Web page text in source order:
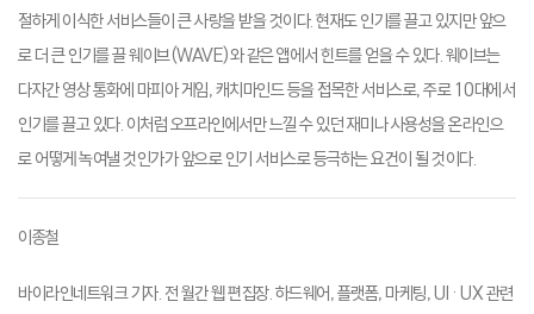
절하게 이식한 서비스들이 큰 사랑을 받을 것이다. 현재도 인기를 끌고 있지만 앞으
로 더 큰 인기를 끌 웨이브(WAVE)와 같은 앱에서 힌트를 얻을 수 있다. 웨이브는
다자간 영상 통화에 마피아 게임, 캐치마인드 등을 접목한 서비스로, 주로 10대에서
인기를 끌고 있다. 이처럼 오프라인에서만 느낄 수 있던 재미나 사용성을 온라인으
로 어떻게 녹여낼 것인가가 앞으로 인기 서비스로 등극하는 요건이 될 것이다.
이종철
바이라인네트워크 기자. 전 월간 웹 편집장. 하드웨어, 플랫폼, 마케팅, UI · UX 관련